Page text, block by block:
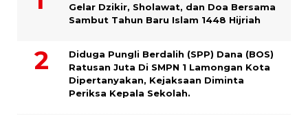
Gelar Dzikir, Sholawat, dan Doa Bersama
Sambut Tahun Baru Islam 1448 Hijriah
Diduga Pungli Berdalih (SPP) Dana (BOS)
Ratusan Juta Di SMPN 1 Lamongan Kota
Dipertanyakan, Kejaksaan Diminta
Periksa Kepala Sekolah.